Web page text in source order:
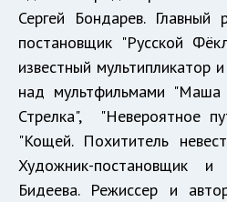
Сергей Бондарев. Главный
постановщик "Русской
известный мультипликатор
над мультфильмами
Стрелка", "Невероятное
"Кощей. Похититель
Художник-постановщик
Бидеева. Режиссер и